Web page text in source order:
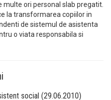
multe ori personal slab pregatit.
la transformarea copiilor in
de sistemul de asistenta
o viata responsabila si
social (29.06.2010)